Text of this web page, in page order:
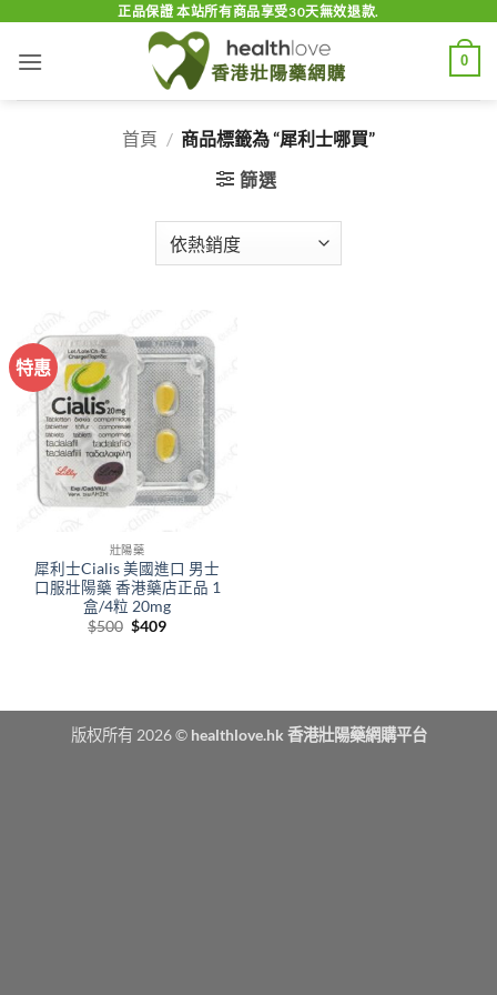
content
正品保證 本站所有商品享受30天無效退款.
0
首頁 / 商品標籤為 “犀利士哪買”
篩選
特惠
壯陽藥
犀利士Cialis 美國進口 男士
口服壯陽藥 香港藥店正品 1
盒/4粒 20mg
$500 Original
$409Current
版权所有 2026 © healthlove.hk 香港壯陽藥網購平台